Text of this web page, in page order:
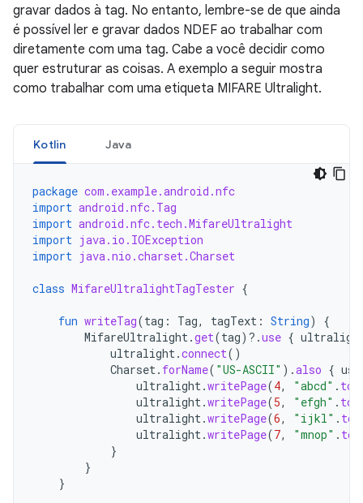
gravar dados à tag. No entanto, lembre-se de que ainda
é possível ler e gravar dados NDEF ao trabalhar com
diretamente com uma tag. Cabe a você decidir como
quer estruturar as coisas. A exemplo a seguir mostra
como trabalhar com uma etiqueta MIFARE Ultralight.
Kotlin Java
package com.example.android.nfc
import android.nfc.Tag
import android.nfc.tech.MifareUltralight
import java.io.IOException
import java.nio.charset.Charset
class MifareUltralightTagTester {
fun writeTag(tag : Tag, tagText : String)
{
MifareUltralight.get(tag) ?.use {
ultralight.connect()
Charset. forName( "US-ASCII" ).also {
ultralight.writePage(4, "abcd" .
ultralight.writePage(5, "efgh" .
ultralight.writePage(6, "ijkl" .
ultralight.writePage(7, "mnop" .
}
}
}